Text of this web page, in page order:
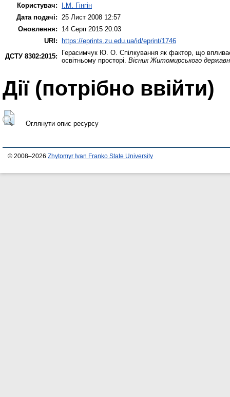
Користувач:
І.М. Гінгін
Дата подачі:
25 Лист 2008 12:57
Оновлення:
14 Серп 2015 20:03
URI: https://eprints.zu.edu.ua/id/eprint/1746
ДСТУ 8302:2015:
Герасимчук Ю. О. Спілкування як фактор, що
освітньому просторі. Вісник Житомирського
Дії ​​(потрібно ввійти)
Оглянути опис ресурсу
© 2008–2026 Zhytomyr Ivan Franko State University